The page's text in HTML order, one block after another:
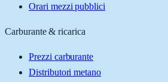
Orari mezzi pubblici
Carburante & ricarica
Prezzi carburante
Distributori metano